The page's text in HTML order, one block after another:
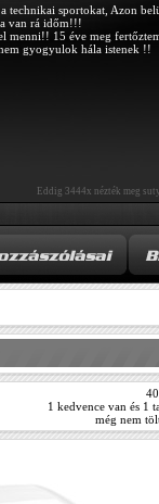
technikai sportokat, Azon
van rá időm!!!
menni!! 15 éve meg
gyogyulok hála istenek !!
Eddig 3444x nézték meg
1 kedvence van és 1
még nem